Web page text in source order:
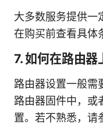
大多数服务提供一
在购买前查看具体
7. 如何在路由器
路由器设置一般需
路由器固件中，或
置。若不熟悉，请